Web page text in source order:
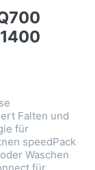
Falten und
für
speedPack
Waschen